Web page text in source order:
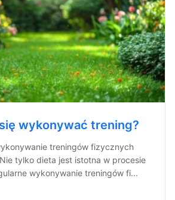
wykonywać trening?
treningów fizycznych
tylko dieta jest istotna w procesie
wykonywanie treningów fi...